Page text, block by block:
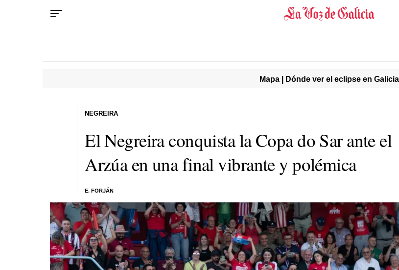
Mapa | Dónde ver el eclipse en Galicia
El Negreira conquista la Copa do Sar ante el
Arzúa en una final vibrante y polémica
E. FORJÁN
NEGREIRA